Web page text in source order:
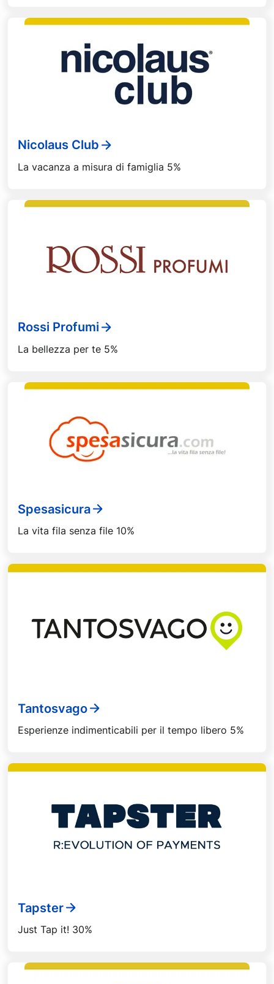
Nicolaus Club
La vacanza a misura di famiglia 5%
Rossi Profumi
La bellezza per te 5%
Spesasicura
La vita fila senza file 10%
Tantosvago
Esperienze indimenticabili per il tempo libero 5%
Tapster
Just Tap it! 30%